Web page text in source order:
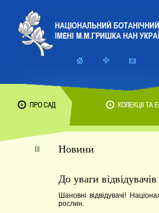
Новини
До уваги відвідувачів
Шановні відвідувачі!
рослин.